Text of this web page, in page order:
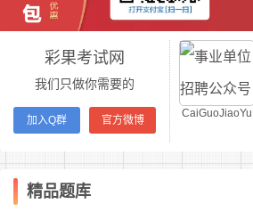
彩果考试网
我们只做你需要的
加入Q群 官方微博
CaiGuoJiaoYu
精品题库